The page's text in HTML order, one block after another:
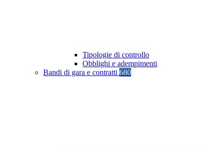
Tipologie di controllo
Obblighi e adempimenti
Bandi di gara e contratti 680